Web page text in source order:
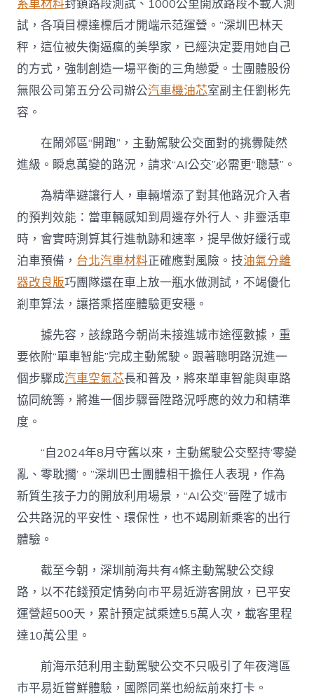
系車材料封鎖路段測試、1000公里開放路段不載人測
試，各項目標達標后才開端示范運營。”深圳巴林天
秤，這位被失衡逼瘋的美學家，已經決定要用她自己
的方式，強制創造一場平衡的三角戀愛。士團體股份
無限公司第五分公司辦公汽車機油芯室副主任劉彬先
容。
在鬧郊區“開跑”，主動駕駛公交面對的挑釁陡然
進級。瞬息萬變的路況，請求“AI公交”必需更“聰慧”。
為精準避讓行人，車輛增添了對其他路況介入者
的預判效能：當車輛感知到周邊存外行人、非靈活車
時，會實時測算其行進軌跡和速率，提早做好緩行或
泊車預備， 台北汽車材料正確應對風險。技油氣分離
器改良版巧團隊還在車上放一瓶水做測試，不竭優化
剎車算法，讓搭乘搭座體驗更安穩。
據先容，該線路今朝尚未接進城市途徑數據，重
要依附“單車智能”完成主動駕駛。跟著聰明路況進一
個步驟成汽車空氣芯長和普及，將來單車智能與車路
協同統籌，將進一個步驟晉陞路況呼應的效力和精準
度。
“自2024年8月守舊以來，主動駕駛公交堅持‘零變
亂、零耽擱’。”深圳巴士團體相干擔任人表現，作為
新質生孩子力的開放利用場景，“AI公交”晉陞了城市
公共路況的平安性、環保性，也不竭刷新乘客的出行
體驗。
截至今朝，深圳前海共有4條主動駕駛公交線
路，以不花錢預定情勢向市平易近游客開放，已平安
運營超500天，累計預定試乘達5.5萬人次，載客里程
達10萬公里。
前海示范利用主動駕駛公交不只吸引了年夜灣區
市平易近嘗鮮體驗，國際同業也紛紜前來打卡。